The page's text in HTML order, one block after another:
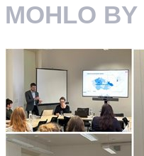
MOHLO